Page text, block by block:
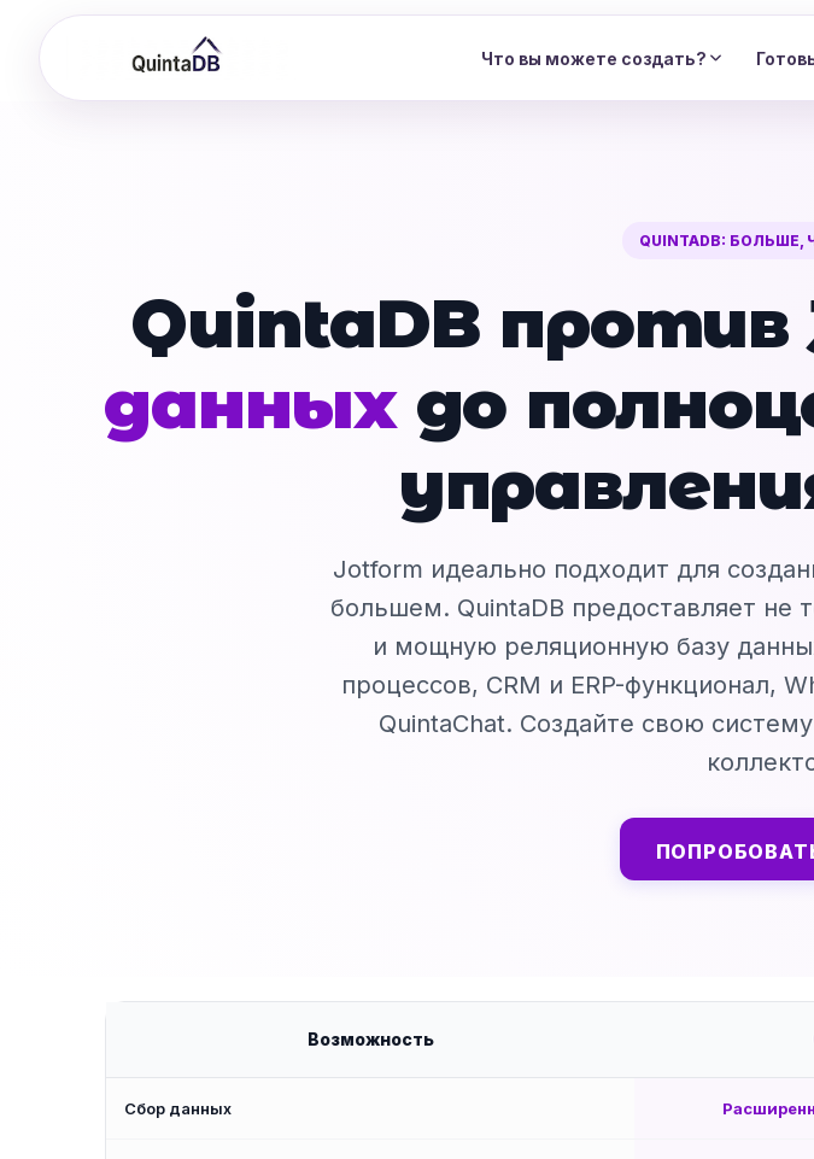
Что вы можете создать?
QUINTADB:
QuintaDB
данныхдо
Jotform идеально подходит для
большем. QuintaDB предоставляет не
и мощную реляционную базу
процессов, CRM и ERP-функционал,
QuintaChat. Создайте свою
Возможность
Сбор данных